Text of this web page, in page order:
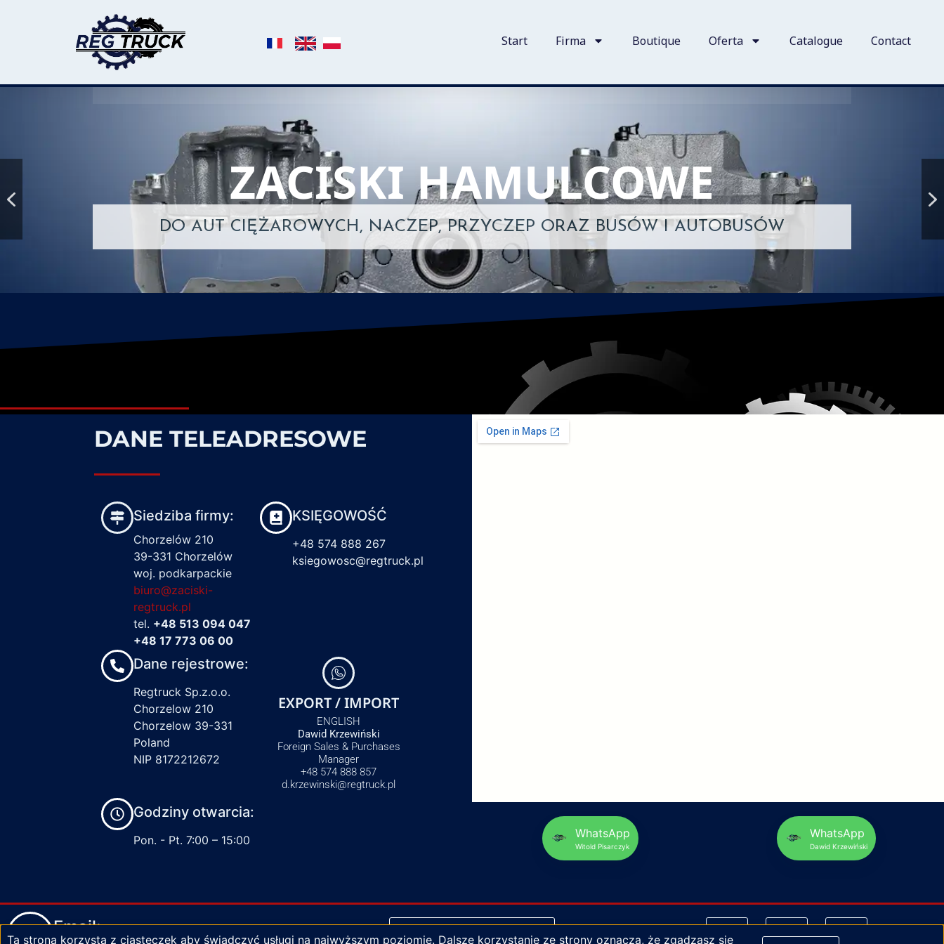
Start Firma Boutique Oferta Catalogue Contact
ZACISKI HAMULCOWE
DO AUT C ĘŻA ROWYC H , NACZEP, PRZYCZE P O RAZ BUSÓW I AUT O BUSÓW
DANE TELEADRESOWE
Siedziba firmy:
Chorzelów 210
39-331 Chorzelów
woj. podkarpackie
biuro@zaciski-
regtruck.pl
tel. +48 513 094 047
+48 17 773 06 00
KSIĘGOWOŚĆ
+48 574 888 267
ksiegowosc@regtruck.pl
Dane rejestrowe:
Regtruck Sp.z.o.o.
Chorzelow 210
Chorzelow 39-331
Poland
NIP 8172212672
EXPORT / IMPORT
ENGLISH
Dawid Krzewiński
Foreign Sales & Purchases
Manager
+48 574 888 857
d.krzewinski@regtruck.pl
Godziny otwarcia:
Pon. - Pt. 7:00 – 15:00
WhatsApp
Witold Pisarczyk
WhatsApp
Dawid Krzewiński
Email:
NAPISZ DO NAS
Ta strona korzysta z ciasteczek aby świadczyć usługi na najwyższym poziomie. Dalsze korzystanie ze strony oznacza, że zgadzasz się